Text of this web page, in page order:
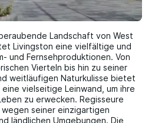
Landschaft von West
Livingston eine vielfältige und
und Fernsehproduktionen. Von
Vierteln bis hin zu seiner
weitläufigen Naturkulisse bietet
vielseitige Leinwand, um ihre
zu erwecken. Regisseure
seiner einzigartigen
ländlichen Umgebungen. Die